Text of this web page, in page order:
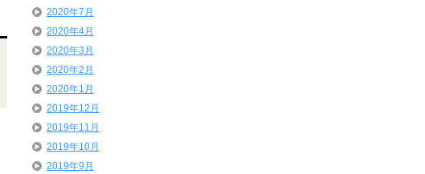
2020年7月
2020年4月
2020年3月
2020年2月
2020年1月
2019年12月
2019年11月
2019年10月
2019年9月